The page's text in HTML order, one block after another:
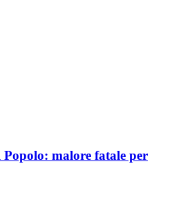
malore fatale per